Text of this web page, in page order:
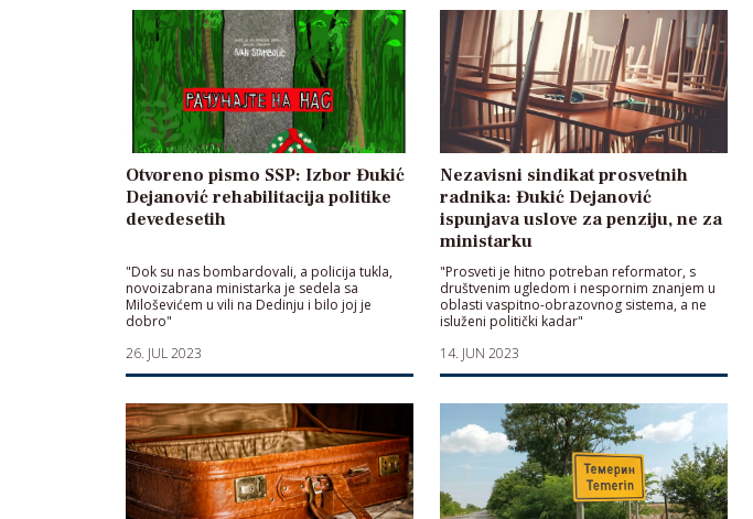
Otvoreno pismo SSP: Izbor Đukić
Dejanović rehabilitacija politike
devedesetih
"Dok su nas bombardovali, a policija tukla,
novoizabrana ministarka je sedela sa
Miloševićem u vili na Dedinju i bilo joj je
dobro"
26. JUL 2023
Nezavisni sindikat prosvetnih
radnika: Đukić Dejanović
ispunjava uslove za penziju, ne za
ministarku
"Prosveti je hitno potreban reformator, s
društvenim ugledom i nespornim znanjem u
oblasti vaspitno-obrazovnog sistema, a ne
isluženi politički kadar"
14. JUN 2023